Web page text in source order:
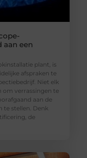
aan een
plant, is
afspraken te
Niet elk
om verrassingen te
aan de
te stellen. Denk
de